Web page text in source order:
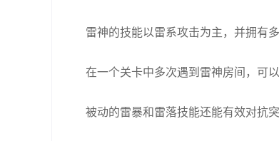
雷神的技能以雷系攻击为主，并拥有多
在一个关卡中多次遇到雷神房间，可
被动的雷暴和雷落技能还能有效对抗突